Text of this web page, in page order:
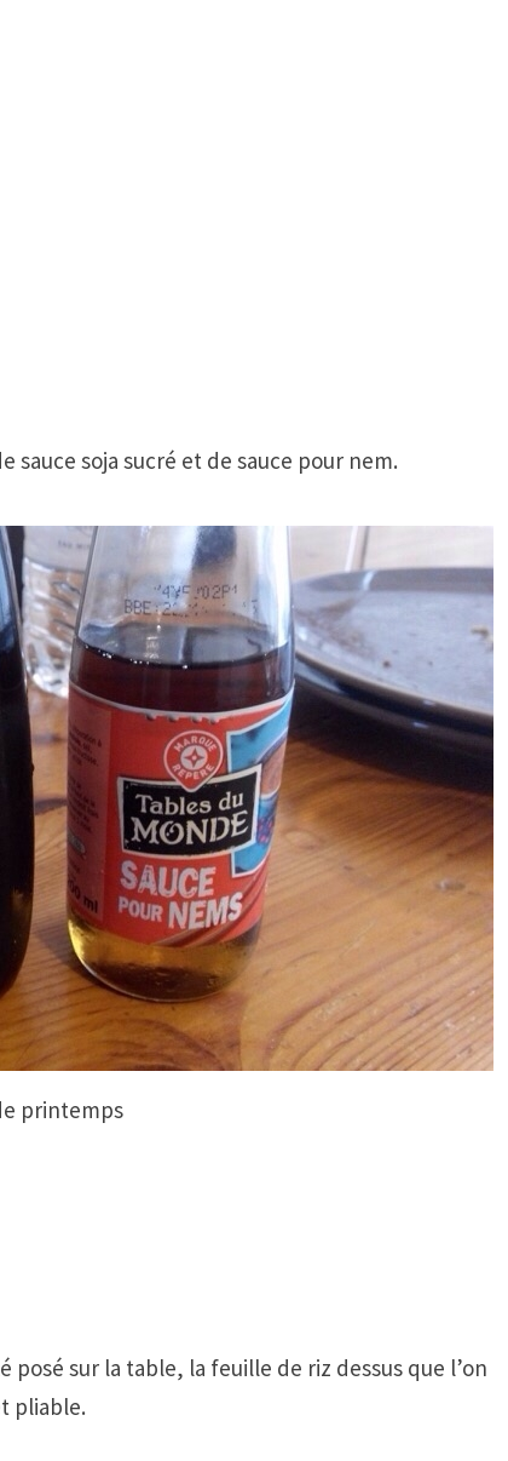
sauce soja sucré et de sauce pour nem.
printemps
sur la table, la feuille de riz dessus que l’on
pliable.